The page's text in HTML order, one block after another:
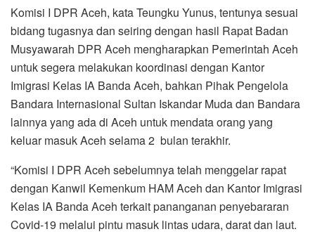
Komisi I DPR Aceh, kata Teungku Yunus, tentunya sesuai
bidang tugasnya dan seiring dengan hasil Rapat Badan
Musyawarah DPR Aceh mengharapkan Pemerintah Aceh
untuk segera melakukan koordinasi dengan Kantor
Imigrasi Kelas IA Banda Aceh, bahkan Pihak Pengelola
Bandara Internasional Sultan Iskandar Muda dan Bandara
lainnya yang ada di Aceh untuk mendata orang yang
keluar masuk Aceh selama 2 bulan terakhir.
“Komisi I DPR Aceh sebelumnya telah menggelar rapat
dengan Kanwil Kemenkum HAM Aceh dan Kantor Imigrasi
Kelas IA Banda Aceh terkait pananganan penyebararan
Covid-19 melalui pintu masuk lintas udara, darat dan laut.